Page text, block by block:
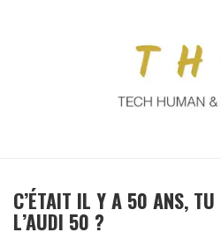
C’ÉTAIT IL Y A 50 ANS,
L’AUDI 50 ?